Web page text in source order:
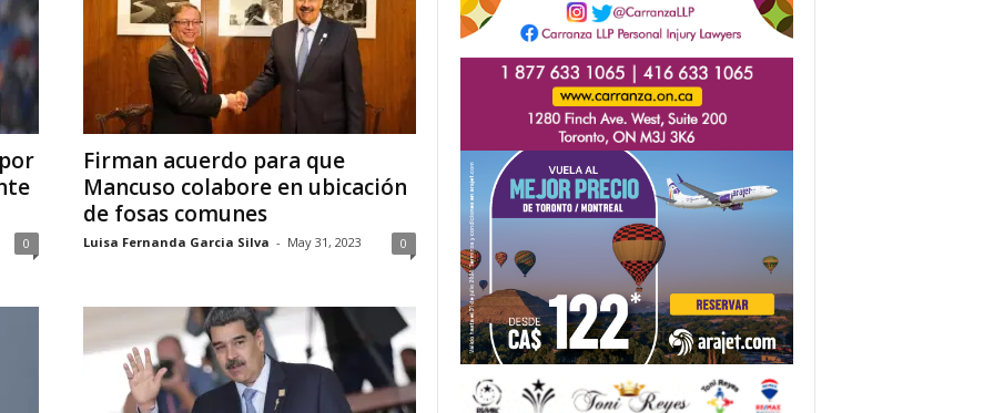
0
Firman acuerdo para que
Mancuso colabore en ubicación
de fosas comunes
Luisa Fernanda Garcia Silva - May 31, 2023 0